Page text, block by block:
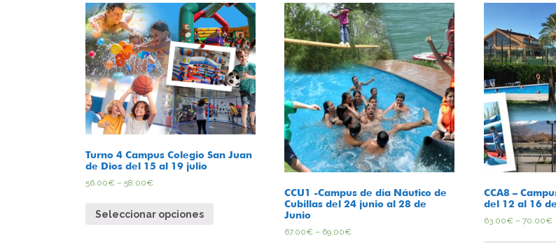
Turno 4 Campus Colegio San Juan
de Dios del 15 al 19 julio
56.00€ – 58.00€
Seleccionar opciones
CCU1 -Campus de día Náutico de
Cubillas del 24 junio al 28 de
Junio
67.00€ – 69.00€
CCA8 –
del 12 al 16
63.00€– 70.00€